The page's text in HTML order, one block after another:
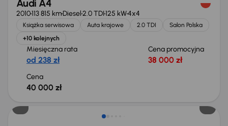
Audi A4
2010113 815 kmDiesel2.0 TDI125 kW4x4
Książka serwisowa Auta krajowe 2.0 TDI
Salon Polska
+10 kolejnych
Miesięczna rata
od 238 zł
Cena promocyjna
38 000 zł
Cena
40 000 zł